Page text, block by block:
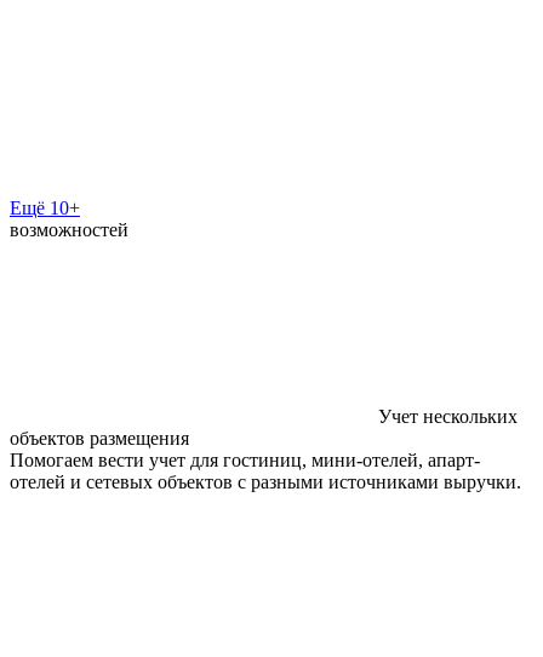
Ещё 10+
возможностей
Учет нескольких
объектов размещения
Помогаем вести учет для гостиниц, мини-отелей, апарт-
отелей и сетевых объектов с разными источниками выручки.